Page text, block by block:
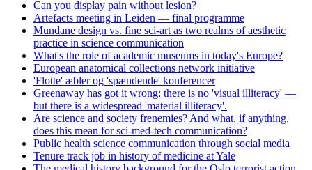
Can you display pain without lesion?
Artefacts meeting in Leiden — final programme
Mundane design vs. fine sci-art as two realms of aesthetic
practice in science communication
What's the role of academic museums in today's Europe?
European anatomical collections network initiative
'Flotte' æbler og 'spændende' konferencer
Greenaway has got it wrong: there is no 'visual illiteracy' —
but there is a widespread 'material illiteracy'.
Are science and society frenemies? And what, if anything,
does this mean for sci-med-tech communication?
Public health science communication through social media
Tenure track job in history of medicine at Yale